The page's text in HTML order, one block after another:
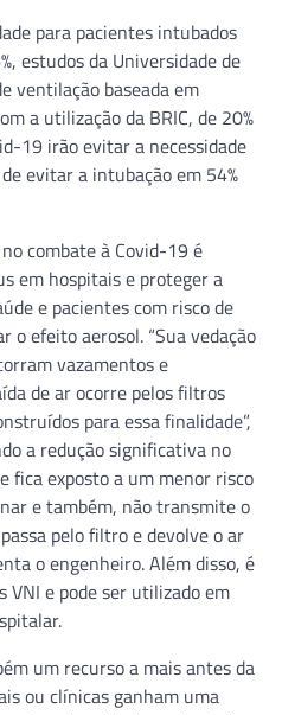
para pacientes intubados
estudos da Universidade de
ventilação baseada em
a utilização da BRIC, de 20%
19 irão evitar a necessidade
evitar a intubação em 54%
combate à Covid-19 é
em hospitais e proteger a
e pacientes com risco de
o efeito aerosol. “Sua vedação
vazamentos e
de ar ocorre pelos filtros
para essa finalidade”,
a redução significativa no
fica exposto a um menor risco
e também, não transmite o
pelo filtro e devolve o ar
o engenheiro. Além disso, é
e pode ser utilizado em
um recurso a mais antes da
ou clínicas ganham uma